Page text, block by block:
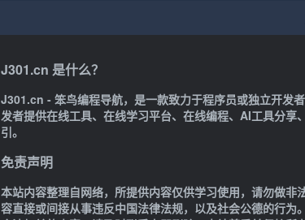
J301.cn 是什么？
J301.cn - 笨鸟编程导航，是一款致力于程序员或独立开发
发者提供在线工具、在线学习平台、在线编程、AI工具分享
引。
免责声明
本站内容整理自网络，所提供内容仅供学习使用，请勿做非
容直接或间接从事违反中国法律法规，以及社会公德的行为